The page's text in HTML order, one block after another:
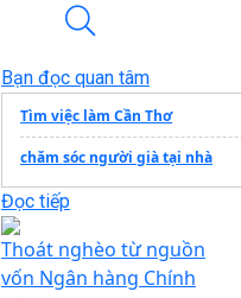
Bạn đọc quan tâm
Tìm việc làm Cần Thơ
chăm sóc người già tại nhà
Đọc tiếp
Thoát nghèo từ nguồn
vốn Ngân hàng Chính